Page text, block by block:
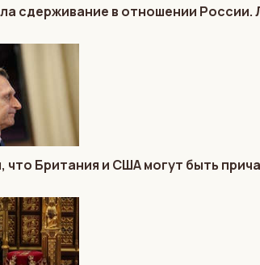
сдерживание в отношении
что Британия и США могут быть